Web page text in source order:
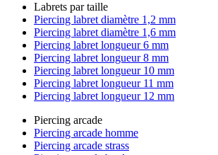
Labrets par taille
Piercing labret diamètre 1,2 mm
Piercing labret diamètre 1,6 mm
Piercing labret longueur 6 mm
Piercing labret longueur 8 mm
Piercing labret longueur 10 mm
Piercing labret longueur 11 mm
Piercing labret longueur 12 mm
Piercing arcade
Piercing arcade homme
Piercing arcade strass